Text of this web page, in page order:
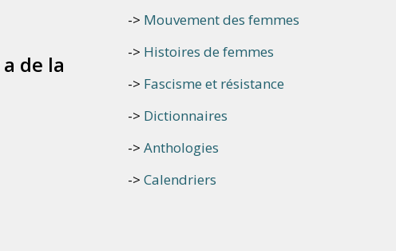
de la
Mouvement des femmes
Histoires de femmes
Fascisme et résistance
Dictionnaires
Anthologies
Calendriers